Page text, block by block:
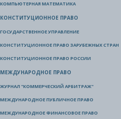
КОМПЬЮТЕРНАЯ МАТЕМАТИКА
КОНСТИТУЦИОННОЕ ПРАВО
ГОСУДАРСТВЕННОЕ УПРАВЛЕНИЕ
КОНСТИТУЦИОННОЕ ПРАВО ЗАРУБЕЖНЫХ СТРАН
КОНСТИТУЦИОННОЕ ПРАВО РОССИИ
МЕЖДУНАРОДНОЕ ПРАВО
ЖУРНАЛ "КОММЕРЧЕСКИЙ АРБИТРАЖ"
МЕЖДУНАРОДНОЕ ПУБЛИЧНОЕ ПРАВО
МЕЖДУНАРОДНОЕ ФИНАНСОВОЕ ПРАВО